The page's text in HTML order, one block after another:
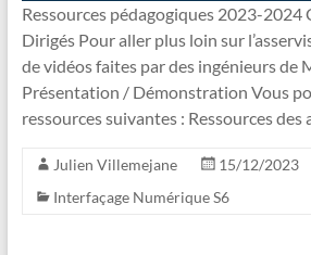
Ressources pédagogiques 2023-2024
Dirigés Pour aller plus loin sur
de vidéos faites par des ingénieurs de
Présentation / Démonstration Vous
ressources suivantes : Ressources des
Julien Villemejane
15/12/2023
Interfaçage Numérique S6